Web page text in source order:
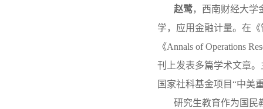
赵鹭， 西南财经大学
学，应用金融计量。在《
《Annals of Operations
刊上发表多篇学术文章
国家社科基金项目“中美
研究生教育作为国民